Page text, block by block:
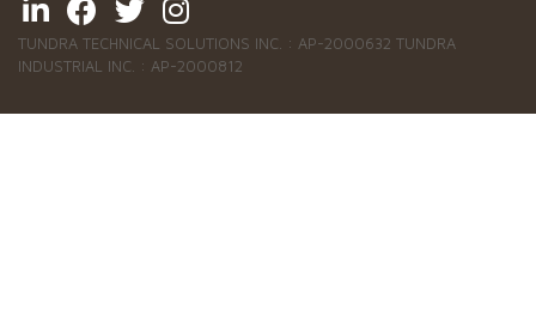
TUNDRA TECHNICAL SOLUTIONS INC. : AP-2000632 TUNDRA
INDUSTRIAL INC. : AP-2000812